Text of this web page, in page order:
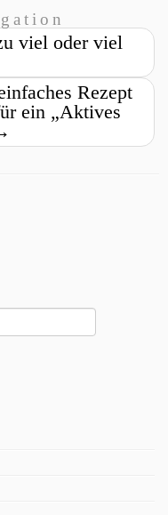
viel oder viel
Rezept
ein „Aktives